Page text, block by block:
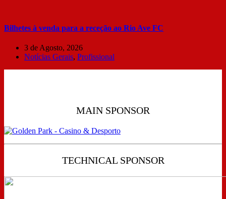
Bilhetes à venda para a receção ao Rio Ave FC
3 de Agosto, 2026
Notícias Gerais, Profissional
MAIN SPONSOR
TECHNICAL SPONSOR